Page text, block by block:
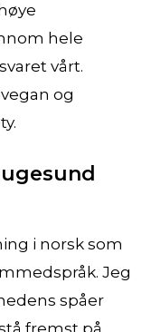
hele
vårt.
og
i norsk som
Jeg
spåer